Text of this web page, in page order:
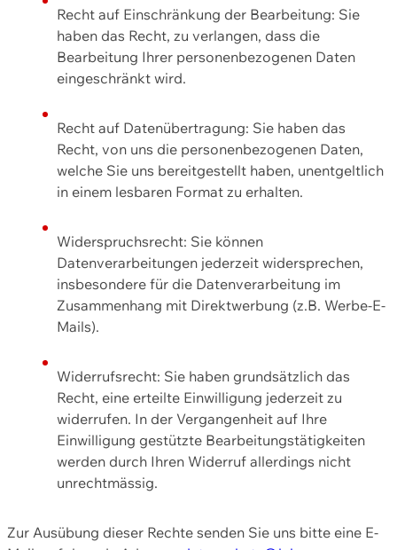
Recht auf Einschränkung der Bearbeitung: Sie
haben das Recht, zu verlangen, dass die
Bearbeitung Ihrer personenbezogenen Daten
eingeschränkt wird.
Recht auf Datenübertragung: Sie haben das
Recht, von uns die personenbezogenen Daten,
welche Sie uns bereitgestellt haben, unentgeltlich
in einem lesbaren Format zu erhalten.
Widerspruchsrecht: Sie können
Datenverarbeitungen jederzeit widersprechen,
insbesondere für die Datenverarbeitung im
Zusammenhang mit Direktwerbung (z.B. Werbe-E-
Mails).
Widerrufsrecht: Sie haben grundsätzlich das
Recht, eine erteilte Einwilligung jederzeit zu
widerrufen. In der Vergangenheit auf Ihre
Einwilligung gestützte Bearbeitungstätigkeiten
werden durch Ihren Widerruf allerdings nicht
unrechtmässig.
Zur Ausübung dieser Rechte senden Sie uns bitte eine E-